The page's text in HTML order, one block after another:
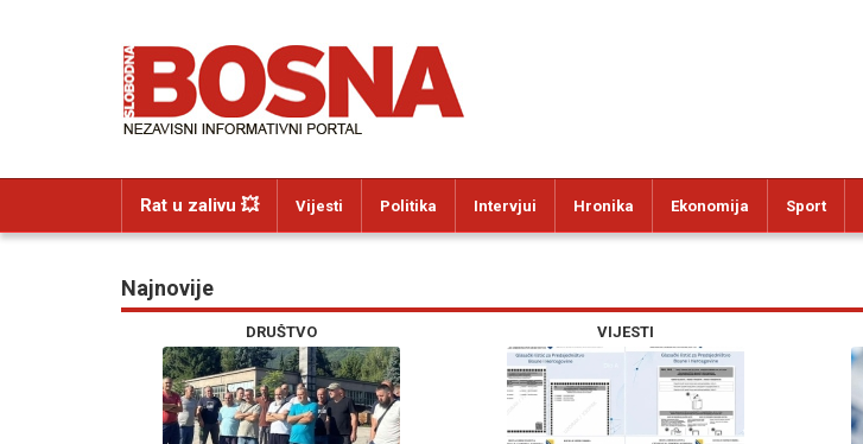
Rat u zalivu 💥 Vijesti Politika Intervjui Hronika Ekonomija Sport
Najnovije
DRUŠTVO VIJESTI